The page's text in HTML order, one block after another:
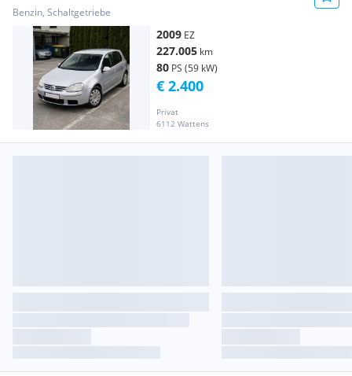
Benzin, Schaltgetriebe
2009 EZ
227.005 km
80 PS (59 kW)
Privat
6112 Wattens
€ 2.400